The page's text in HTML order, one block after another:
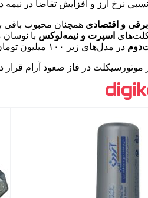
نسبی نرخ ارز و افزایش تقاضا در
برقی و اقتصادی همچنان محبوب باقی
اسپرت و نیمه‌لوکس با
در مدل‌های زیر ۱۰۰ میلیون تومان فعال‌تر شود
موتورسیکلت در فاز صعود آرام قرار